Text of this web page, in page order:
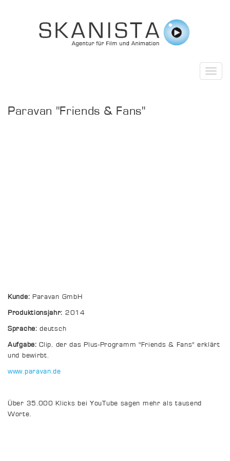
Paravan "Friends & Fans"
Kunde: Paravan GmbH
Produktionsjahr: 2014
Sprache: deutsch
Aufgabe: Clip, der das Plus-Programm "Friends & Fans" erklärt
und bewirbt.
www.paravan.de
Über 35.000 Klicks bei YouTube sagen mehr als tausend
Worte.